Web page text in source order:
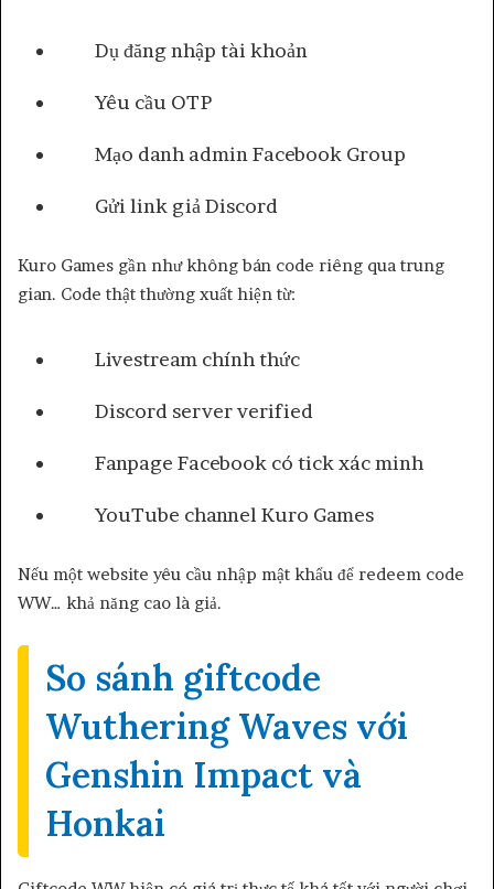
Dụ đăng nhập tài khoản
Yêu cầu OTP
Mạo danh admin Facebook Group
Gửi link giả Discord
Kuro Games gần như không bán code riêng qua trung
gian. Code thật thường xuất hiện từ:
Livestream chính thức
Discord server verified
Fanpage Facebook có tick xác minh
YouTube channel Kuro Games
Nếu một website yêu cầu nhập mật khẩu để redeem code
WW… khả năng cao là giả.
So sánh giftcode
Wuthering Waves với
Genshin Impact và
Honkai